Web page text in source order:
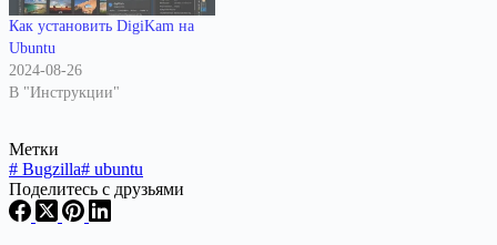
Как установить DigiKam на
Ubuntu
2024-08-26
В "Инструкции"
Метки
# Bugzilla# ubuntu
Поделитесь с друзьями